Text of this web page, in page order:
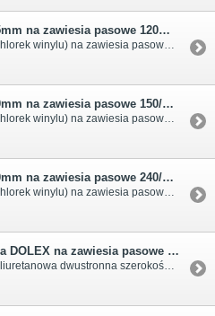
Ochrona PVC 155mm na zawiesia pasowe 120mm
Ochrona PVC 200mm na zawiesia pasowe 150/180mm
Ochrona PVC 320mm na zawiesia pasowe 240/300mm
Ochrona 2-stronna DOLEX na zawiesia pasowe o szerokośći 30mm